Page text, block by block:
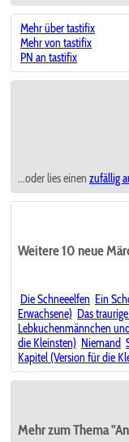
Mehr über tastifix
Mehr von tastifix
PN an tastifix
...oder lies einen zufällig
Weitere 10 neue
Die Schneeelfen Ein
Erwachsene) Das
Lebkuchenmännchen
die Kleinsten) Niemand
Kapitel (Version für die
Mehr zum Thema